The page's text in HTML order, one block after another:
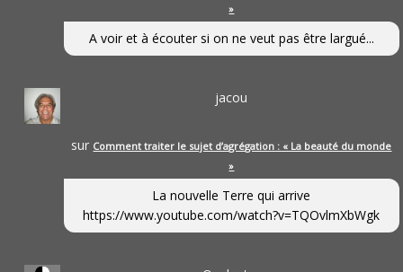
»
A voir et à écouter si on ne veut pas être largué...
jacou
sur Comment traiter le sujet d’agrégation : « La beauté du monde
»
La nouvelle Terre qui arrive
https://www.youtube.com/watch?v=TQOvlmXbWgk